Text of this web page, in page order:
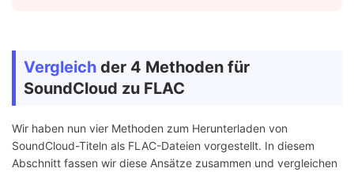
Vergleich der 4 Methoden für
SoundCloud zu FLAC
Wir haben nun vier Methoden zum Herunterladen von
SoundCloud-Titeln als FLAC-Dateien vorgestellt. In diesem
Abschnitt fassen wir diese Ansätze zusammen und vergleichen